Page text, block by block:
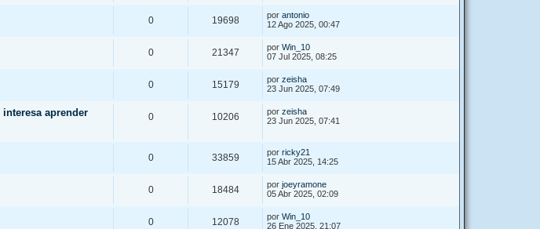
0 19698 por antonio
12 Ago 2025, 00:47
0 21347 por Win_10
07 Jul 2025, 08:25
0 15179 por zeisha
23 Jun 2025, 07:49
aprender
0 10206 por zeisha
23 Jun 2025, 07:41
0 33859 por ricky21
15 Abr 2025, 14:25
0 18484 por joeyramone
05 Abr 2025, 02:09
0 12078 por Win_10
26 Ene 2025, 21:07